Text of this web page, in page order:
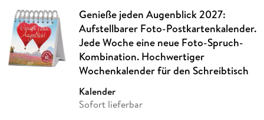
Genieße jeden Augenblick 2027:
Aufstellbarer Foto-Postkartenkalender.
Jede Woche eine neue Foto-Spruch-
Kombination. Hochwertiger
Wochenkalender für den Schreibtisch
Kalender
Sofort lieferbar